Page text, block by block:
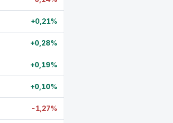
+0,21%
+0,28%
+0,19%
+0,10%
-1,27%